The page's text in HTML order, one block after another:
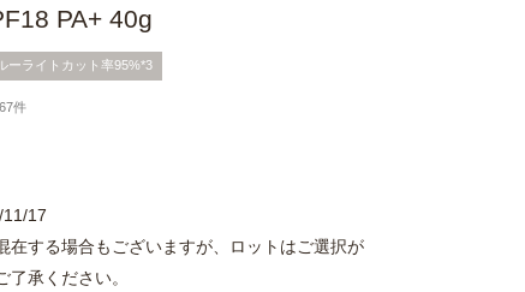
PA+ 40g
ーライトカット率95%*3
件
17
在する場合もございますが、ロットはご選択が
了承ください。